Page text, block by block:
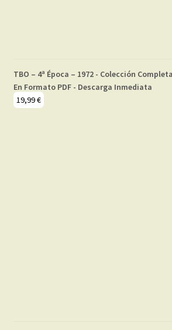
TBO – 4ª Época – 1972 - Colección
En Formato PDF - Descarga Inmediata
19,99€